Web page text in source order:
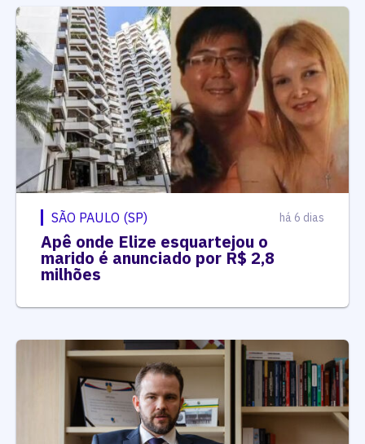
SÃO PAULO (SP) há 6 dias
Apê onde Elize esquartejou o
marido é anunciado por R$ 2,8
milhões